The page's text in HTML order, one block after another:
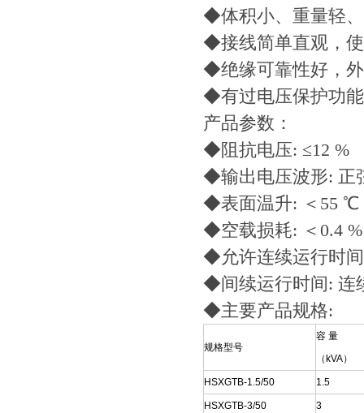
◆体积小、重量轻
◆接线简单直观，
◆绝缘可靠性好，
◆有过电压保护功
产品参数：
◆阻抗电压: ≤12 %
◆输出电压波形: 正
◆表面温升: ＜55 ℃
◆空载损耗: ＜0.4 %
◆允许连续运行时
◆间续运行时间: 连
◆主要产品规格:
规格型号
容 量
（kVA）
HSXGTB-1.5/50 1.5
HSXGTB-3/50 3